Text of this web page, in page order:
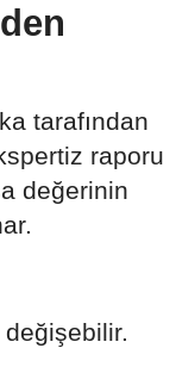
tarafından
raporu
değerinin